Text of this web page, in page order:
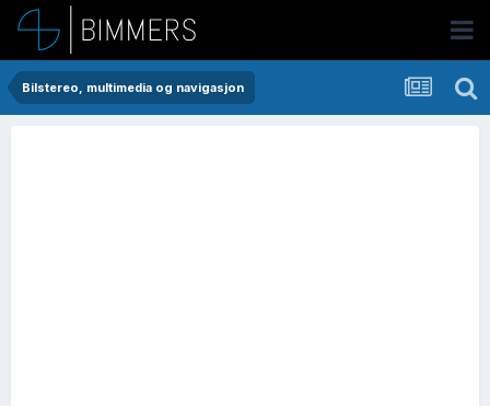
Bilstereo, multimedia og navigasjon